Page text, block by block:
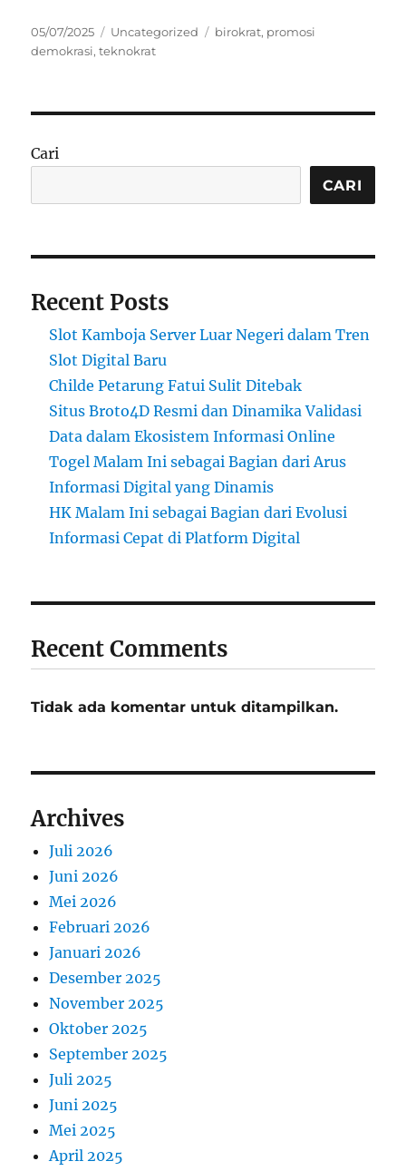
Posted
on
05/07/2025 Categories
Uncategorized Tags
birokrat, promosi
demokrasi,teknokrat
Cari
CARI
Recent Posts
Slot Kamboja Server Luar Negeri dalam Tren
Slot Digital Baru
Childe Petarung Fatui Sulit Ditebak
Situs Broto4D Resmi dan Dinamika Validasi
Data dalam Ekosistem Informasi Online
Togel Malam Ini sebagai Bagian dari Arus
Informasi Digital yang Dinamis
HK Malam Ini sebagai Bagian dari Evolusi
Informasi Cepat di Platform Digital
Recent Comments
Tidak ada komentar untuk ditampilkan.
Archives
Juli 2026
Juni 2026
Mei 2026
Februari 2026
Januari 2026
Desember 2025
November 2025
Oktober 2025
September 2025
Juli 2025
Juni 2025
Mei 2025
April 2025